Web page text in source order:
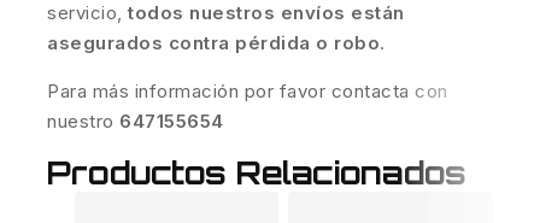
servicio,todos nuestros envíos están
asegurados contra pérdida o robo.
Para más información por favor contacta con
nuestro 647155654
Productos Relacionados